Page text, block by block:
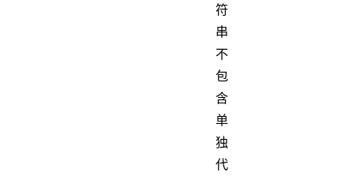
符
串
不
包
含
单
独
代